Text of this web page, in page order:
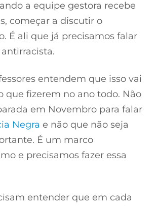
a equipe gestora recebe
começar a discutir o
É ali que já precisamos falar
entendem que isso vai
que fizerem no ano todo. Não
em Novembro para falar
Negra e não que não seja
É um marco
e precisamos fazer essa
entender que em cada